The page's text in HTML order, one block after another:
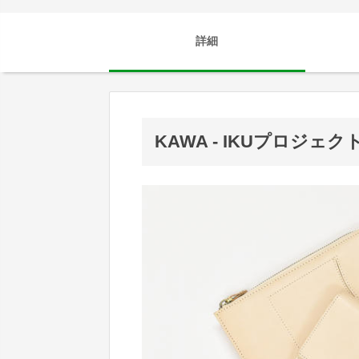
詳細
KAWA - IKUプロジェク